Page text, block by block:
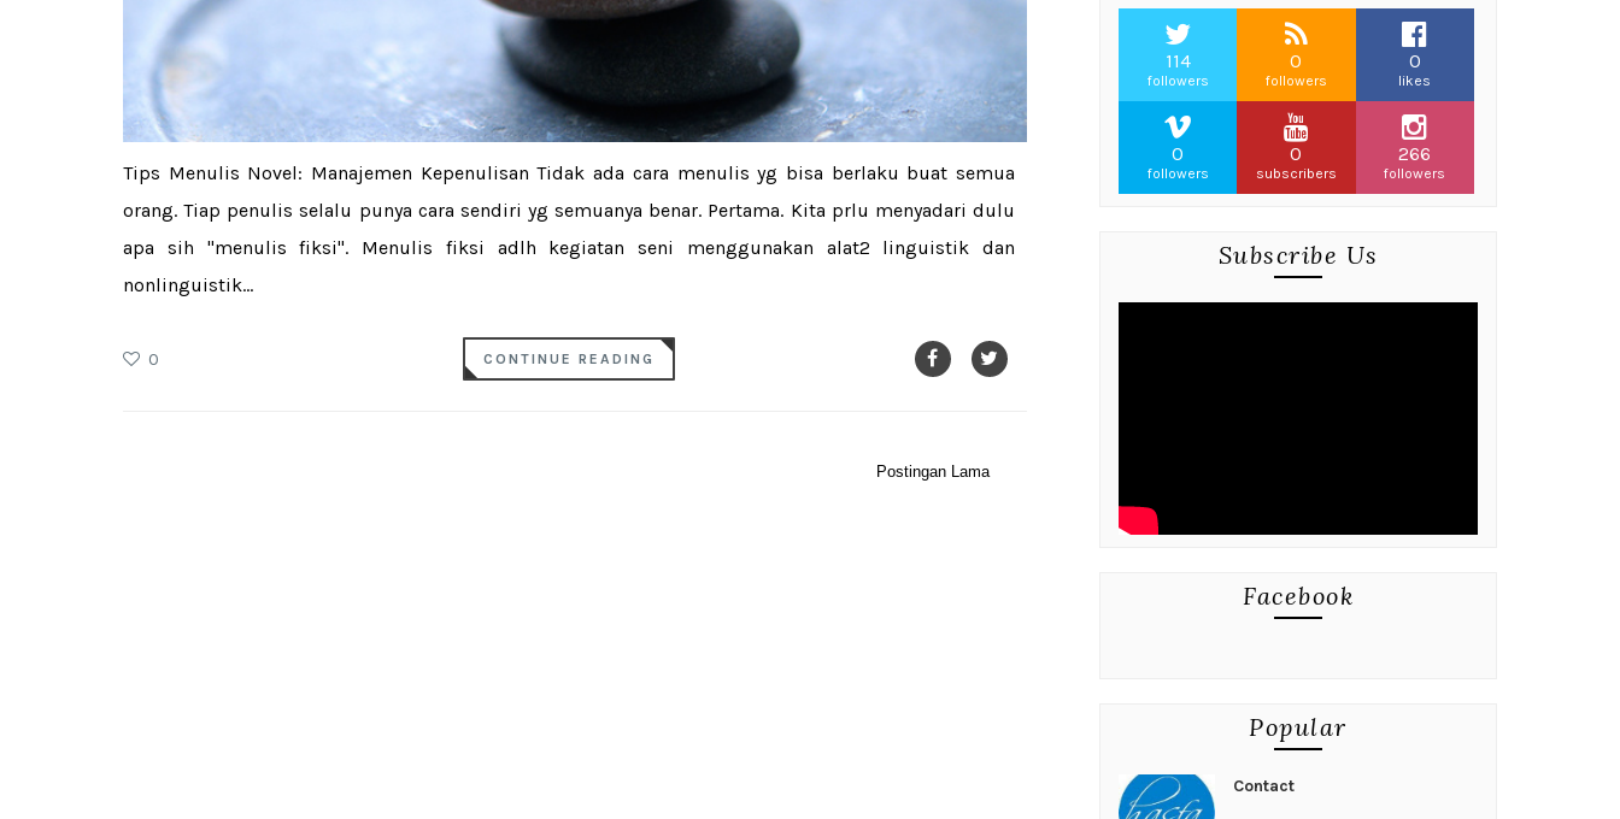
Tips Menulis Novel: Manajemen Kepenulisan Tidak ada cara menulis yg bisa berlaku buat semua
orang. Tiap penulis selalu punya cara sendiri yg semuanya benar. Pertama. Kita prlu menyadari dulu
apa sih "menulis fiksi". Menulis fiksi adlh kegiatan seni menggunakan alat2 linguistik dan
nonlinguistik...
0 CONTINUE READING
Postingan Lama
114
followers
0
followers
0
likes
0
followers
0
subscribers
266
followers
Subscribe Us
Facebook
Popular
Contact